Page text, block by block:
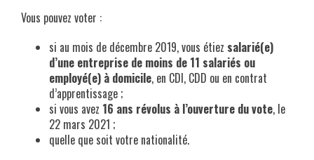
Vous pouvez voter :
si au mois de décembre 2019, vous étiez salarié(e)
d’une entreprise de moins de 11 salariés ou
employé(e) à domicile, en CDI, CDD ou en contrat
d’apprentissage ;
si vous avez 16 ans révolus à l’ouverture du vote, le
22 mars 2021 ;
quelle que soit votre nationalité.